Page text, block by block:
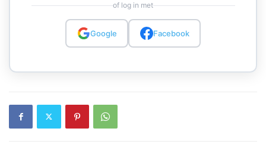
of log in met
Google Facebook